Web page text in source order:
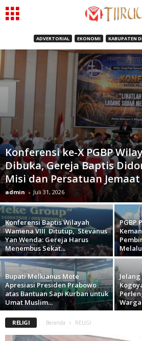
ADVERTORIAL EKONOMI KABUPATEN
Konferensi ke-X PGBP
Dibuka, Gereja Baptis
Misi dan Persatuan Jemaat
admin - Juli 31, 2026
Konferensi Baptis Wilayah
Wamena VIII Ditutup, Stevanus
Yan Wenda: Gereja Harus
Menembus Sekat...
PGBP
Bupati Melkianus Mote
Apresiasi Presiden Prabowo
atas Bantuan Sapi Kurban untuk
Umat Muslim...
RELIGI Beranda RELIGI